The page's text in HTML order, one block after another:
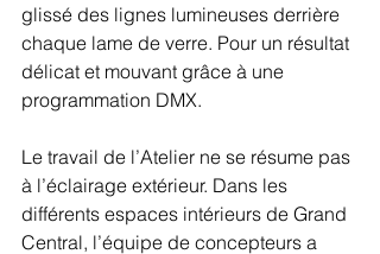
glissé des lignes lumineuses derrière
chaque lame de verre. Pour un résultat
délicat et mouvant grâce à une
programmation DMX.
Le travail de l’Atelier ne se résume pas
à l’éclairage extérieur. Dans les
différents espaces intérieurs de Grand
Central, l’équipe de concepteurs a